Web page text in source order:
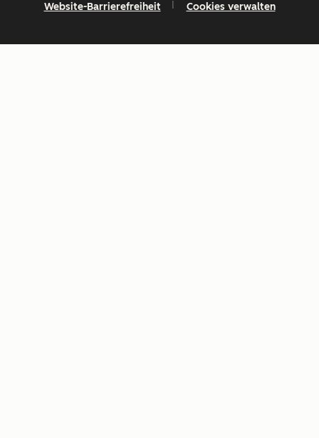
Website-Barrierefreiheit Cookies verwalten